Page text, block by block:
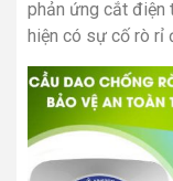
phản ứng cắt điện
hiện có sự cố rò rỉ